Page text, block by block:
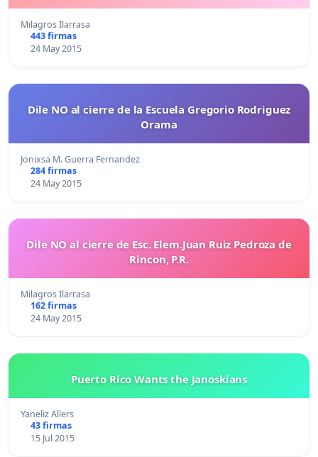
Milagros Ilarrasa
443 firmas
24 May 2015
Dile NO al cierre de la Escuela Gregorio Rodriguez
Orama
Jonixsa M. Guerra Fernandez
284 firmas
24 May 2015
Dile NO al cierre de Esc. Elem.Juan Ruiz Pedroza de
Rincon, P.R.
Milagros Ilarrasa
162 firmas
24 May 2015
Puerto Rico Wants the Janoskians
Yaneliz Allers
43 firmas
15 Jul 2015